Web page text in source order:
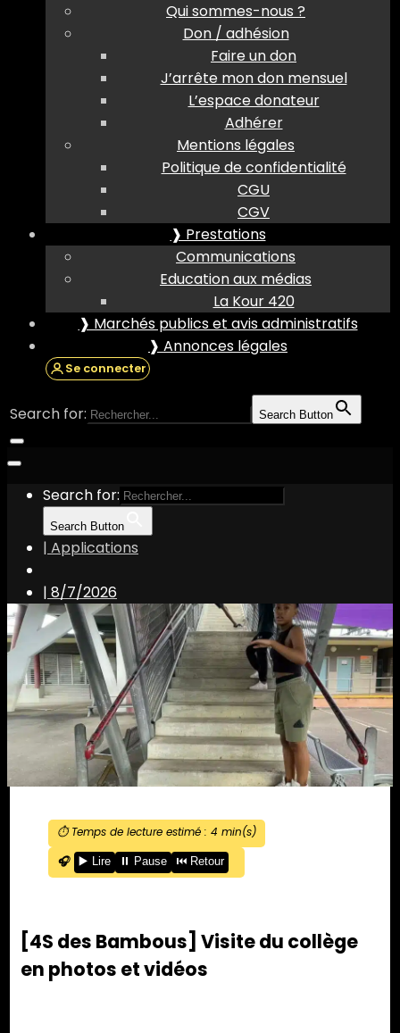
Qui sommes-nous ?
Don / adhésion
Faire un don
J’arrête mon don mensuel
L’espace donateur
Adhérer
Mentions légales
Politique de confidentialité
CGU
CGV
❱ Prestations
Communications
Education aux médias
La Kour 420
❱ Marchés publics et avis administratifs
❱ Annonces légales
Se connecter
Search for: Search Button
Search for:
Search Button
| Applications
| 8/7/2026
⏱️ Temps de lecture estimé : 4 min(s)
🎧
▶️ Lire ⏸️ Pause ⏮️ Retour
[4S des Bambous] Visite du collège
en photos et vidéos